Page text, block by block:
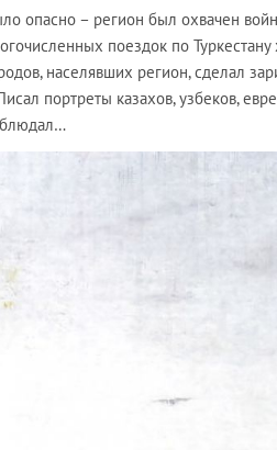
опасно – регион был охвачен
поездок по
населявших регион, сделал
портреты казахов, узбеков,